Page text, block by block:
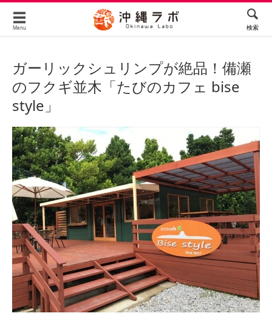
Menu 検索
ガーリックシュリンプが絶品！備瀬
のフクギ並木「たびのカフェ bise
style」